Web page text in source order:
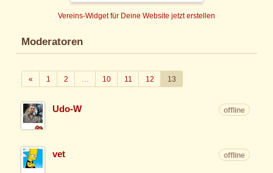
Vereins-Widget für Deine Website jetzt erstellen
Moderatoren
«Zurück
1 2 10 11 12 13
Udo-W offline
vet offline